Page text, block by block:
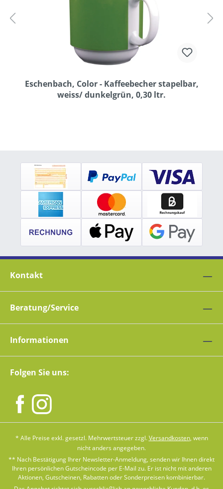
Eschenbach, Color - Kaffeebecher stapelbar,
weiss/ dunkelgrün, 0,30 ltr.
Kontakt
Beratung/Service
Informationen
Folgen Sie uns:
* Alle Preise exkl. gesetzl. Mehrwertsteuer zzgl.Versandkosten, wenn
nicht anders angegeben.
** Nach Bestätigung Ihrer Newsletter-Anmeldung, senden wir Ihnen direkt
Ihren persönlichen Gutscheincode per E-Mail zu. Er ist nicht mit anderen
Aktionen, Gutscheinen, Rabatten oder Sonderpreisen kombinierbar.